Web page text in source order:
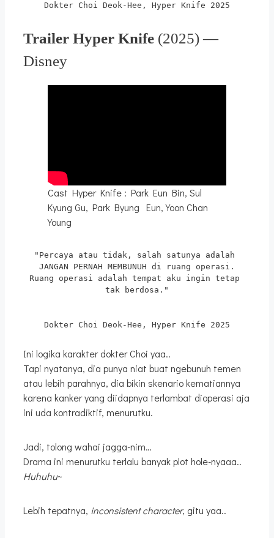
Dokter Choi Deok-Hee, Hyper Knife 2025
Trailer Hyper Knife (2025) —
Disney
Cast Hyper Knife : Park Eun Bin, Sul
Kyung Gu, Park Byung Eun, Yoon Chan
Young
"Percaya atau tidak, salah satunya adalah
JANGAN PERNAH MEMBUNUH di ruang operasi.
Ruang operasi adalah tempat aku ingin tetap
tak berdosa."
Dokter Choi Deok-Hee, Hyper Knife 2025
Ini logika karakter dokter Choi yaa..
Tapi nyatanya, dia punya niat buat ngebunuh temen
atau lebih parahnya, dia bikin skenario kematiannya
karena kanker yang diidapnya terlambat dioperasi aja
ini uda kontradiktif, menurutku.
Jadi, tolong wahai jagga-nim…
Drama ini menurutku terlalu banyak plot hole-nyaaa..
Huhuhu~
Lebih tepatnya, inconsistent character, gitu yaa..